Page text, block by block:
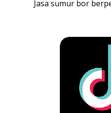
Jasa sumur bor